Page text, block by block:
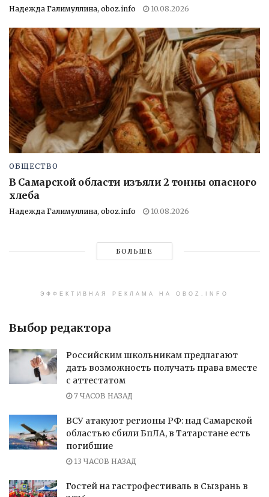
Надежда Галимуллина, oboz.info 10.08.2026
ОБЩЕСТВО
В Самарской области изъяли 2 тонны опасного
хлеба
Надежда Галимуллина, oboz.info 10.08.2026
БОЛЬШЕ
ЭФФЕКТИВНАЯ РЕКЛАМА НА OBOZ.INFO
Выбор редактора
Российским школьникам предлагают
дать возможность получать права вместе
с аттестатом
7 ЧАСОВ НАЗАД
ВСУ атакуют регионы РФ: над Самарской
областью сбили БпЛА, в Татарстане есть
погибшие
13 ЧАСОВ НАЗАД
Гостей на гастрофестиваль в Сызрань в